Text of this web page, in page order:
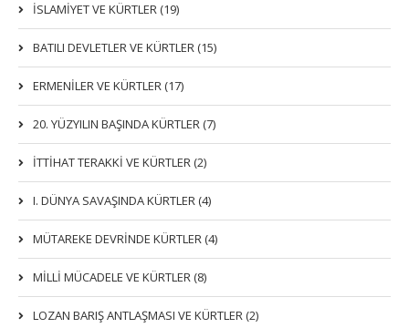
İSLAMIYET VE KÜRTLER (19)
BATILI DEVLETLER VE KÜRTLER (15)
ERMENİLER VE KÜRTLER (17)
20. YÜZYILIN BAŞINDA KÜRTLER (7)
İTTIHAT TERAKKI VE KÜRTLER (2)
I. DÜNYA SAVAŞINDA KÜRTLER (4)
MÜTAREKE DEVRİNDE KÜRTLER (4)
MİLLİ MÜCADELE VE KÜRTLER (8)
LOZAN BARIŞ ANTLAŞMASI VE KÜRTLER (2)